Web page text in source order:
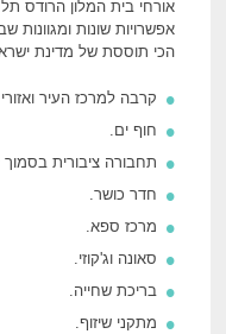
אורחי בית המלון הרודס
אפשרויות שונות ומגוונות
הכי תוססת של מדינת
קרבה למרכז העיר
חוף ים.
תחבורה ציבורית בסמוך
חדר כושר.
מרכז ספא.
סאונה וג'קוזי.
בריכת שחייה.
מתקני שיזוף.